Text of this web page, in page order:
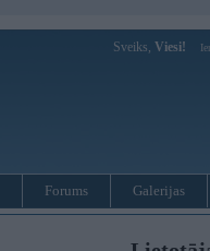
Sveiks, Viesi!
Forums Galerijas